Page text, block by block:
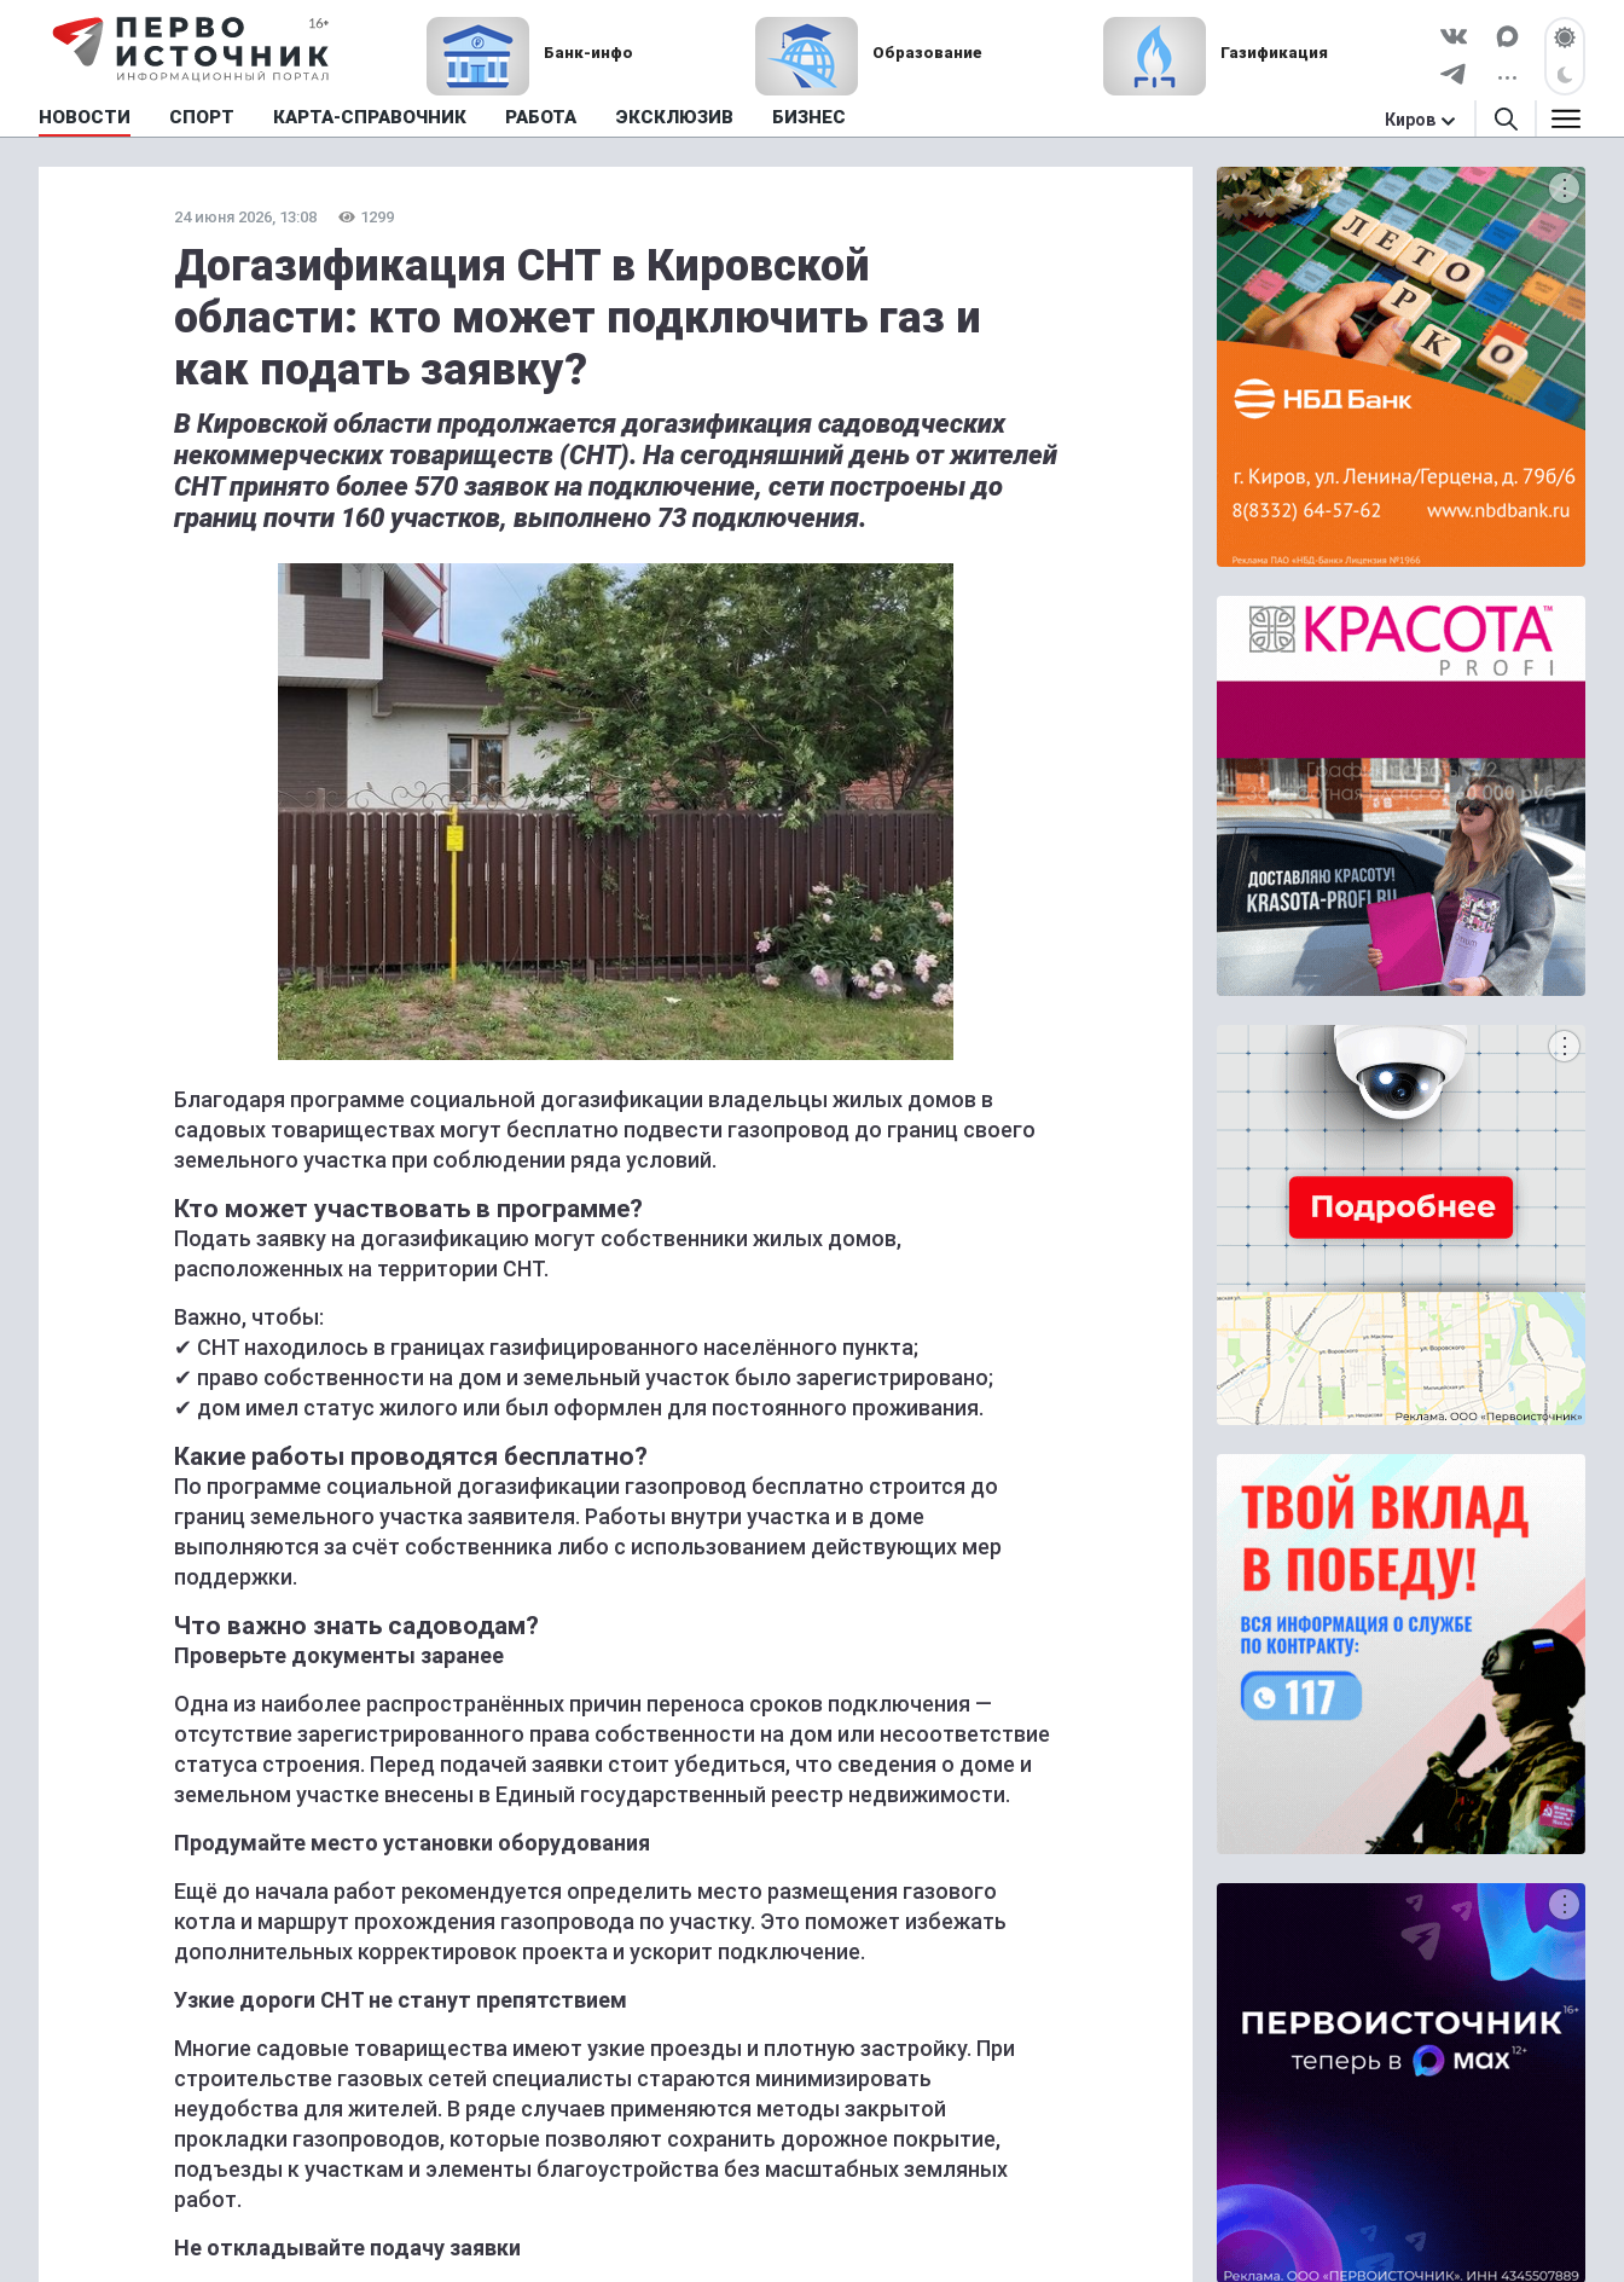
Банк-инфо Образование Газификация
НОВОСТИ СПОРТ КАРТА-СПРАВОЧНИК РАБОТА ЭКСКЛЮЗИВ БИЗНЕС Киров
24 июня 2026, 13:08 1299
Догазификация СНТ в Кировской
области: кто может подключить газ и
как подать заявку?
В Кировской области продолжается догазификация садоводческих
некоммерческих товариществ (СНТ). На сегодняшний день от жителей
СНТ принято более 570 заявок на подключение, сети построены до
границ почти 160 участков, выполнено 73 подключения.
Благодаря программе социальной догазификации владельцы жилых домов в
садовых товариществах могут бесплатно подвести газопровод до границ своего
земельного участка при соблюдении ряда условий.
Кто может участвовать в программе?
Подать заявку на догазификацию могут собственники жилых домов,
расположенных на территории СНТ.
Важно, чтобы:
✔ СНТ находилось в границах газифицированного населённого пункта;
✔ право собственности на дом и земельный участок было зарегистрировано;
✔ дом имел статус жилого или был оформлен для постоянного проживания.
Какие работы проводятся бесплатно?
По программе социальной догазификации газопровод бесплатно строится до
границ земельного участка заявителя. Работы внутри участка и в доме
выполняются за счёт собственника либо с использованием действующих мер
поддержки.
Что важно знать садоводам?
Проверьте документы заранее
Одна из наиболее распространённых причин переноса сроков подключения —
отсутствие зарегистрированного права собственности на дом или несоответствие
статуса строения. Перед подачей заявки стоит убедиться, что сведения о доме и
земельном участке внесены в Единый государственный реестр недвижимости.
Продумайте место установки оборудования
Ещё до начала работ рекомендуется определить место размещения газового
котла и маршрут прохождения газопровода по участку. Это поможет избежать
дополнительных корректировок проекта и ускорит подключение.
Узкие дороги СНТ не станут препятствием
Многие садовые товарищества имеют узкие проезды и плотную застройку. При
строительстве газовых сетей специалисты стараются минимизировать
неудобства для жителей. В ряде случаев применяются методы закрытой
прокладки газопроводов, которые позволяют сохранить дорожное покрытие,
подъезды к участкам и элементы благоустройства без масштабных земляных
работ.
Не откладывайте подачу заявки